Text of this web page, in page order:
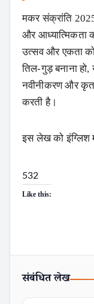
मकर संक्रांति
और आध्यात्मिकता
उत्सव और एकता
तिल-गुड़ बनाना
नवीनीकरण और
करती है।
इस लेख को इंग्लिश
532
Like this:
संबंधित लेख